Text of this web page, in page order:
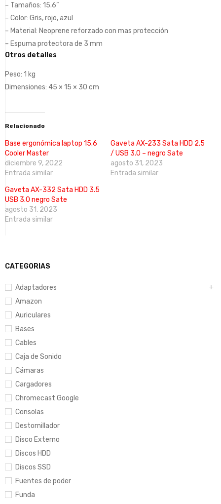
CATEGORIAS
Adaptadores
Amazon
Auriculares
Bases
Cables
Caja de Sonido
Cámaras
Cargadores
Chromecast Google
Consolas
Destornillador
Disco Externo
Discos HDD
Discos SSD
Fuentes de poder
Funda
– Tamaños: 15.6”
– Color: Gris, rojo, azul
– Material: Neoprene reforzado con mas protección
– Espuma protectora de 3 mm
Otros detalles
Peso: 1 kg
Dimensiones: 45 × 15 × 30 cm
Relacionado
Base ergonómica laptop 15.6
Cooler Master
diciembre 9, 2022
Entrada similar
Gaveta AX-233 Sata HDD 2.5
/ USB 3.0 – negro Sate
agosto 31, 2023
Entrada similar
Gaveta AX-332 Sata HDD 3.5
USB 3.0 negro Sate
agosto 31, 2023
Entrada similar